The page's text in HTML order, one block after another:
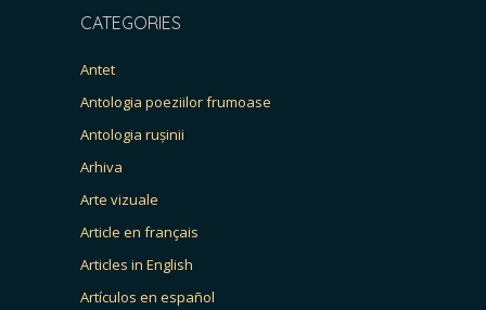
CATEGORIES
Antet
Antologia poeziilor frumoase
Antologia rușinii
Arhiva
Arte vizuale
Article en français
Articles in English
Artículos en español